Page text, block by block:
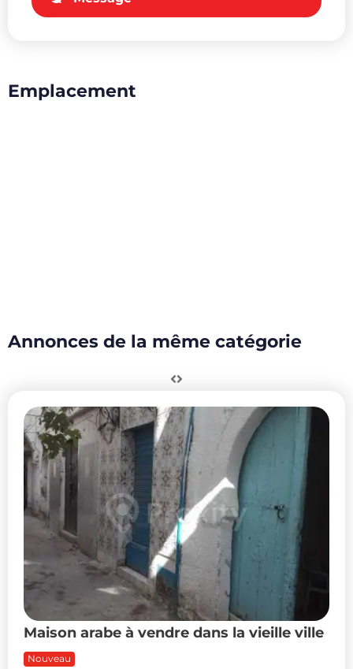
Emplacement
Annonces de la même catégorie
Maison arabe à vendre dans la vieille ville
Nouveau